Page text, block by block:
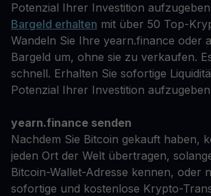
Potenzial Ihrer Investition aufzugeben
Bargeld erhalten mit über 50 Top-
Wandeln Sie Ihre yearn.finance oder
Bargeld um, ohne sie zu verkaufen.
schnell. Erhalten Sie sofortige
Potenzial Ihrer Investition
yearn.finance senden
Nachdem Sie Bitcoin gekauft haben,
jeden Ort der Welt übertragen,
Bitcoin-Wallet-Adresse kennen, oder
sofortige und kostenlose Krypto-